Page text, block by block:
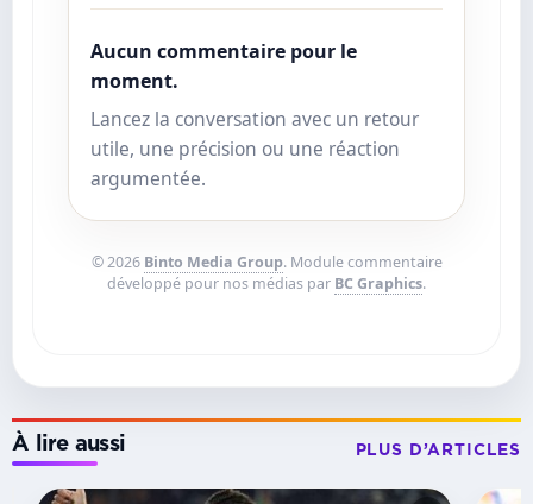
Aucun commentaire pour le
moment.
Lancez la conversation avec un retour
utile, une précision ou une réaction
argumentée.
© 2026 Binto Media Group. Module commentaire
développé pour nos médias par BC Graphics.
À lire aussi PLUS D’ARTICLES